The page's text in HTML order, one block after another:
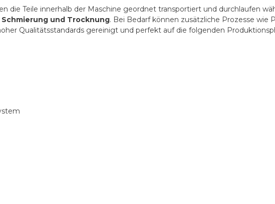
die Teile innerhalb der Maschine geordnet transportiert und durchlaufen
Schmierung und Trocknung. Bei Bedarf können zusätzliche Prozesse wie
Qualitätsstandards gereinigt und perfekt auf die folgenden